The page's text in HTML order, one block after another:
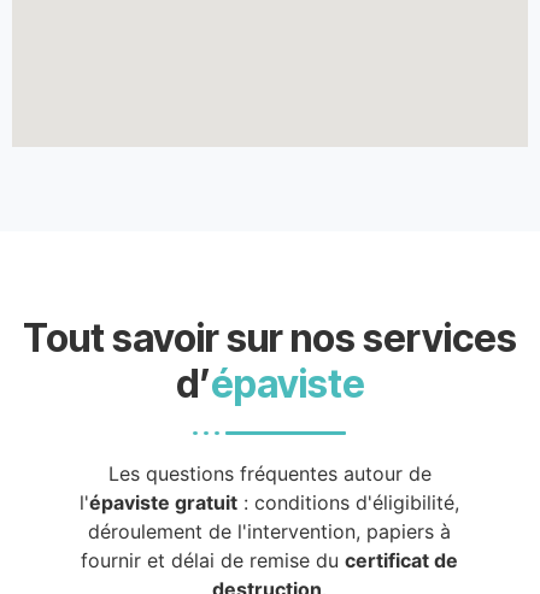
Tout savoir sur nos services
d’épaviste
Les questions fréquentes autour de
l'épaviste gratuit : conditions d'éligibilité,
déroulement de l'intervention, papiers à
fournir et délai de remise ducertificat de